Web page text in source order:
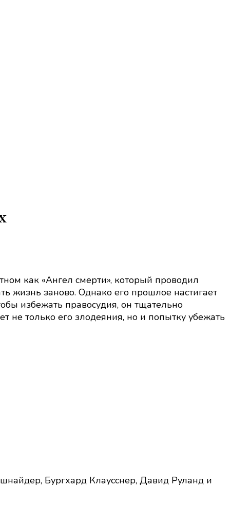
как «Ангел смерти», который проводил
жизнь заново. Однако его прошлое настигает
избежать правосудия, он тщательно
не только его злодеяния, но и попытку убежать
Бургхард Клаусснер, Давид Руланд и